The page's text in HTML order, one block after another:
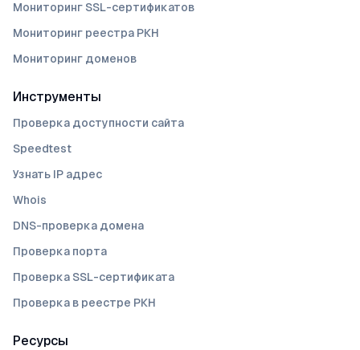
Мониторинг SSL-сертификатов
Мониторинг реестра РКН
Мониторинг доменов
Инструменты
Проверка доступности сайта
Speedtest
Узнать IP адрес
Whois
DNS-проверка домена
Проверка порта
Проверка SSL-сертификата
Проверка в реестре РКН
Ресурсы